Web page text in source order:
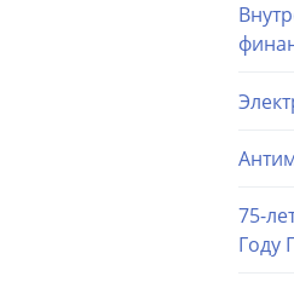
75-
Году